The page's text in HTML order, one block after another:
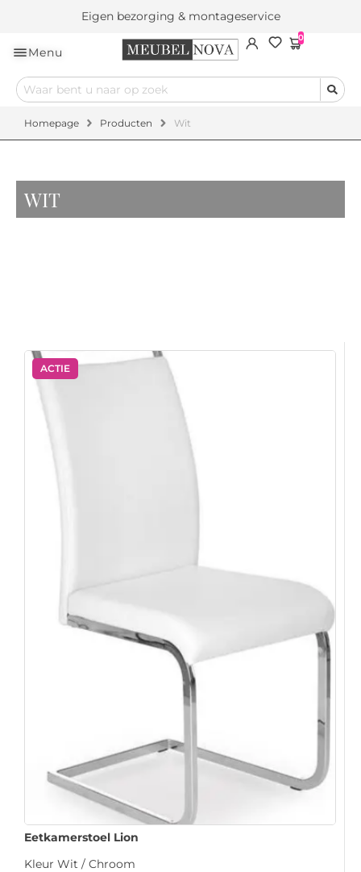
Eigen bezorging & montageservice
Menu
0
Homepage Producten Wit
WIT
ACTIE
Eetkamerstoel Lion
Kleur Wit / Chroom